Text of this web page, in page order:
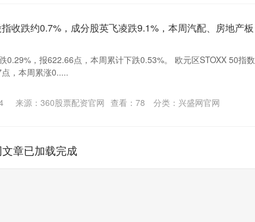
收跌约0.7%，成分股英飞凌跌9.1%，本周汽配、房地产板
0.29%，报622.66点，本周累计下跌0.53%。 欧元区STOXX 50指数
，本周累涨0.....
来源：360股票配资官网 查看： 78 分类： 兴盛网官网
章已加载完成